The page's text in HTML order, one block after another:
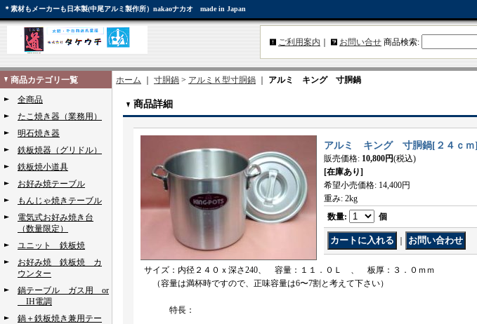
＊素材もメーカーも日本製(中尾アルミ製作所）nakaoナカオ made in Japan
ご利用案内 お問い合せ 商品検索:
商品カテゴリ一覧
全商品
たこ焼き器（業務用）
明石焼き器
鉄板焼器（グリドル）
鉄板焼小道具
お好み焼テーブル
もんじゃ焼きテーブル
電気式お好み焼き台
（数量限定）
ユニット 鉄板焼
お好み焼 鉄板焼 カ
ウンター
鍋テーブル ガス用 or
IH電調
鍋＋鉄板焼き兼用テー
ホーム 寸胴鍋 > アルミＫ型寸胴鍋 アルミ キング 寸胴鍋
商品詳細
アルミ キング 寸胴鍋[ ２４ｃｍ]
販売価格: 10,800円(税込)
[在庫あり]
希望小売価格: 14,400円
重み: 2kg
数量: 個
サイズ：内径２４０ｘ深さ240、 容量：１１．０Ｌ 、 板厚：３．０ｍｍ
（容量は満杯時ですので、正味容量は6〜7割と考えて下さい）
特長：